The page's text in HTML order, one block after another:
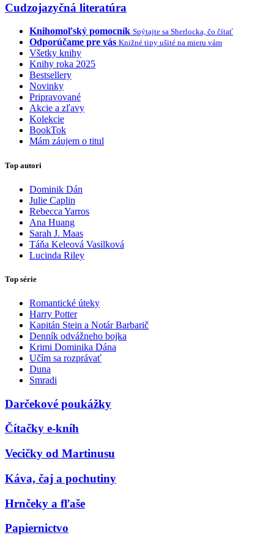
Cudzojazyčná literatúra
Knihomoľský pomocník Spýtajte sa Sherlocka, čo čítať
Odporúčame pre vás Knižné tipy ušité na mieru vám
Všetky knihy
Knihy roka 2025
Bestsellery
Novinky
Pripravované
Akcie a zľavy
Kolekcie
BookTok
Mám záujem o titul
Top autori
Dominik Dán
Julie Caplin
Rebecca Yarros
Ana Huang
Sarah J. Maas
Táňa Keleová Vasilková
Lucinda Riley
Top série
Romantické úteky
Harry Potter
Kapitán Stein a Notár Barbarič
Denník odvážneho bojka
Krimi Dominika Dána
Učím sa rozprávať
Duna
Smradi
Darčekové poukážky
Čítačky e-kníh
Vecičky od Martinusu
Káva, čaj a pochutiny
Hrnčeky a fľaše
Papiernictvo